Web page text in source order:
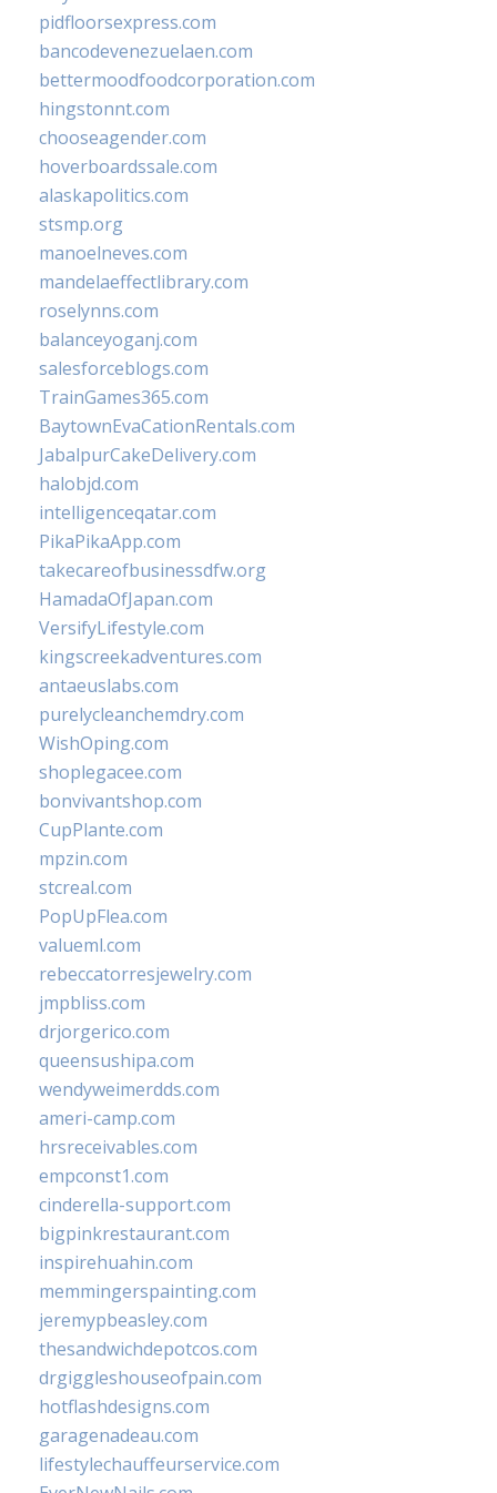
pidfloorsexpress.com
bancodevenezuelaen.com
bettermoodfoodcorporation.com
hingstonnt.com
chooseagender.com
hoverboardssale.com
alaskapolitics.com
stsmp.org
manoelneves.com
mandelaeffectlibrary.com
roselynns.com
balanceyoganj.com
salesforceblogs.com
TrainGames365.com
BaytownEvaCationRentals.com
JabalpurCakeDelivery.com
halobjd.com
intelligenceqatar.com
PikaPikaApp.com
takecareofbusinessdfw.org
HamadaOfJapan.com
VersifyLifestyle.com
kingscreekadventures.com
antaeuslabs.com
purelycleanchemdry.com
WishOping.com
shoplegacee.com
bonvivantshop.com
CupPlante.com
mpzin.com
stcreal.com
PopUpFlea.com
valueml.com
rebeccatorresjewelry.com
jmpbliss.com
drjorgerico.com
queensushipa.com
wendyweimerdds.com
ameri-camp.com
hrsreceivables.com
empconst1.com
cinderella-support.com
bigpinkrestaurant.com
inspirehuahin.com
memmingerspainting.com
jeremypbeasley.com
thesandwichdepotcos.com
drgiggleshouseofpain.com
hotflashdesigns.com
garagenadeau.com
lifestylechauffeurservice.com